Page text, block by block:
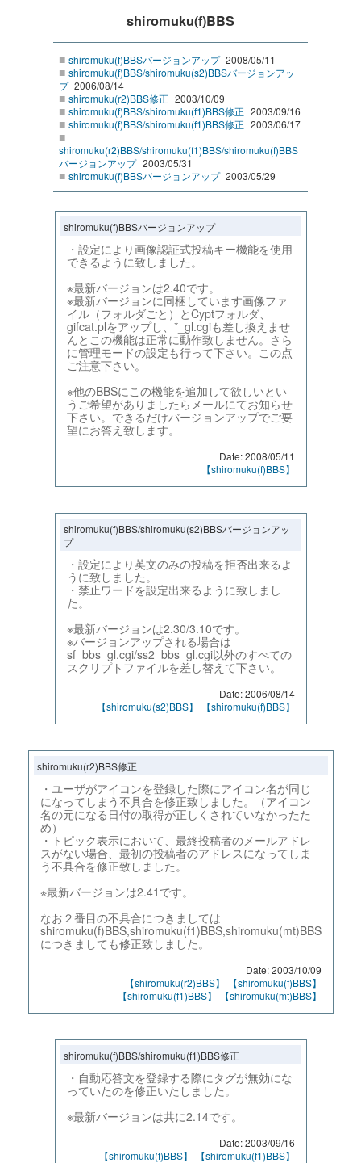
shiromuku(f)BBS
■ shiromuku(f)BBSバージョンアップ 2008/05/11
■ shiromuku(f)BBS/shiromuku(s2)BBSバージョンアッ
プ 2006/08/14
■ shiromuku(r2)BBS修正 2003/10/09
■ shiromuku(f)BBS/shiromuku(f1)BBS修正 2003/09/16
■ shiromuku(f)BBS/shiromuku(f1)BBS修正 2003/06/17
■
shiromuku(r2)BBS/shiromuku(f1)BBS/shiromuku(f)BBS
バージョンアップ 2003/05/31
■ shiromuku(f)BBSバージョンアップ 2003/05/29
shiromuku(f)BBSバージョンアップ
・設定により画像認証式投稿キー機能を使用
できるように致しました。
※最新バージョンは2.40です。
※最新バージョンに同梱しています画像ファ
イル（フォルダごと）とCyptフォルダ、
gifcat.plをアップし、*_gl.cgiも差し換えませ
んとこの機能は正常に動作致しません。さら
に管理モードの設定も行って下さい。この点
ご注意下さい。
※他のBBSにこの機能を追加して欲しいとい
うご希望がありましたらメールにてお知らせ
下さい。できるだけバージョンアップでご要
望にお答え致します。
Date: 2008/05/11
【shiromuku(f)BBS】
shiromuku(f)BBS/shiromuku(s2)BBSバージョンアッ
プ
・設定により英文のみの投稿を拒否出来るよ
うに致しました。
・禁止ワードを設定出来るように致しまし
た。
※最新バージョンは2.30/3.10です。
※バージョンアップされる場合は
sf_bbs_gl.cgi/ss2_bbs_gl.cgi以外のすべての
スクリプトファイルを差し替えて下さい。
Date: 2006/08/14
【shiromuku(s2)BBS】
【shiromuku(f)BBS】
shiromuku(r2)BBS修正
・ユーザがアイコンを登録した際にアイコン名が同じ
になってしまう不具合を修正致しました。（アイコン
名の元になる日付の取得が正しくされていなかったた
め）
・トピック表示において、最終投稿者のメールアドレ
スがない場合、最初の投稿者のアドレスになってしま
う不具合を修正致しました。
※最新バージョンは2.41です。
なお２番目の不具合につきましては
shiromuku(f)BBS,shiromuku(f1)BBS,shiromuku(mt)BBS
につきましても修正致しました。
Date: 2003/10/09
【shiromuku(r2)BBS】
【shiromuku(f)BBS】
【shiromuku(f1)BBS】
【shiromuku(mt)BBS】
shiromuku(f)BBS/shiromuku(f1)BBS修正
・自動応答文を登録する際にタグが無効にな
っていたのを修正いたしました。
※最新バージョンは共に2.14です。
Date: 2003/09/16
【shiromuku(f)BBS】
【shiromuku(f1)BBS】